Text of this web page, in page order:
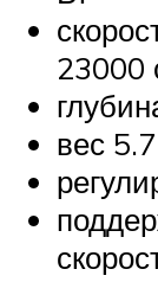
23000
вес 5.7